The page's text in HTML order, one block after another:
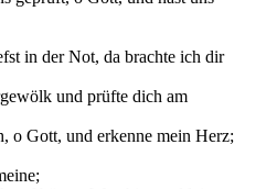
in der Not, da brachte ich dir
und prüfte dich am
o Gott, und erkenne mein Herz;